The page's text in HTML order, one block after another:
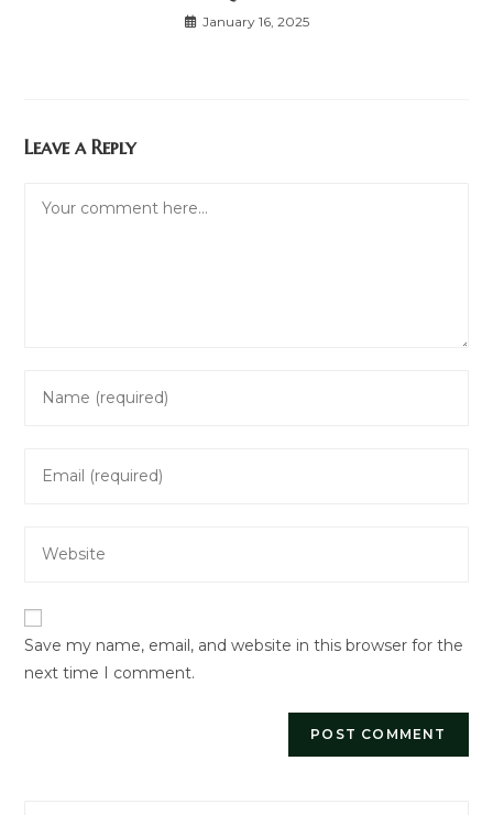
January 16, 2025
Leave a Reply
your
comment
your
address
your
URL
(optional)
Save my name, email, and website in this browser for the
next time I comment.